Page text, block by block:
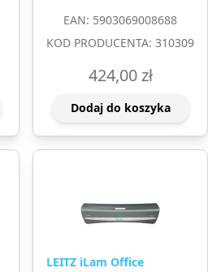
EAN: 5903069008688
KOD PRODUCENTA: 310309
424,00zł
Dodaj do koszyka
LEITZ iLam Office